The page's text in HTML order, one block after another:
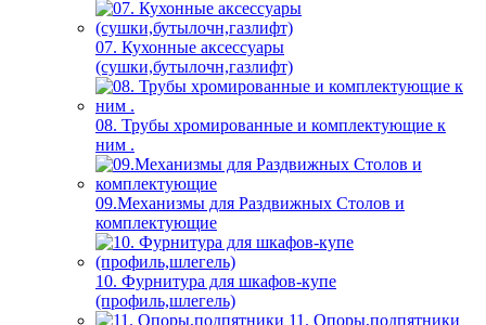
07. Кухонные аксессуары
(сушки,бутылочн,газлифт)
08. Трубы хромированные и комплектующие к
ним .
09.Механизмы для Раздвижных Столов и
комплектующие
10. Фурнитура для шкафов-купе
(профиль,шлегель)
11. Опоры,подпятники